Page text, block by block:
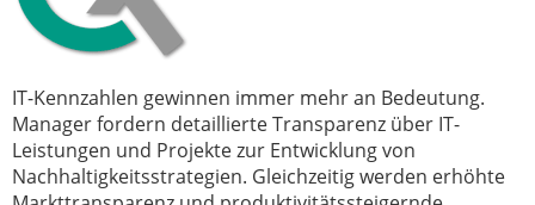
IT-Kennzahlen gewinnen immer mehr an Bedeutung.
Manager fordern detaillierte Transparenz über IT-
Leistungen und Projekte zur Entwicklung von
Nachhaltigkeitsstrategien. Gleichzeitig werden erhöhte